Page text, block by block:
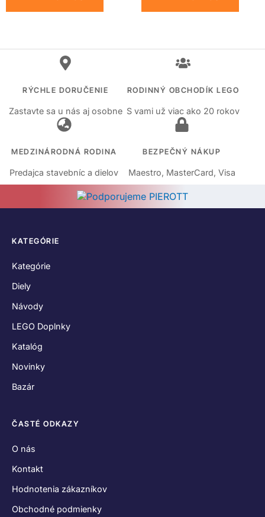
RÝCHLE DORUČENIE
Zastavte sa u nás aj osobne
RODINNÝ OBCHODÍK LEGO
S vami už viac ako 20 rokov
MEDZINÁRODNÁ RODINA
Predajca stavebníc a dielov
BEZPEČNÝ NÁKUP
Maestro, MasterCard, Visa
KATEGÓRIE
Kategórie
Diely
Návody
LEGO Doplnky
Katalóg
Novinky
Bazár
ČASTÉ ODKAZY
O nás
Kontakt
Hodnotenia zákazníkov
Obchodné podmienky